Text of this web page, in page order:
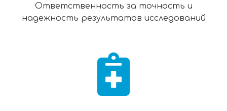
Ответственность за точность и
надежность результатов исследований